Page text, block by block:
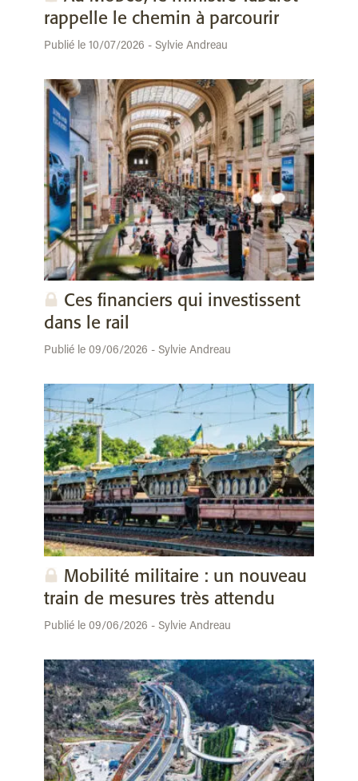
rappelle le chemin à parcourir
Publié le 10/07/2026 - Sylvie Andreau
Ces financiers qui investissent
dans le rail
Publié le 09/06/2026 - Sylvie Andreau
Mobilité militaire : un nouveau
train de mesures très attendu
Publié le 09/06/2026 - Sylvie Andreau